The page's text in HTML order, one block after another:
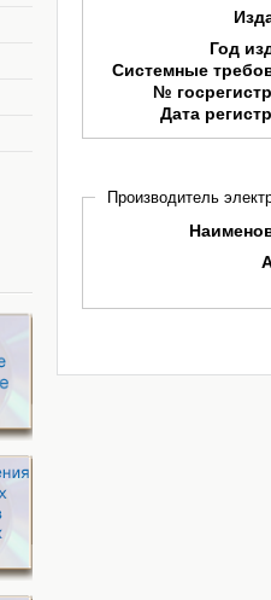
Год
Системные
№
Дата
Производитель